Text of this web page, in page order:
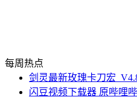
每周热点
剑灵最新玫瑰卡刀宏
闪豆视频下载器 原哔哩